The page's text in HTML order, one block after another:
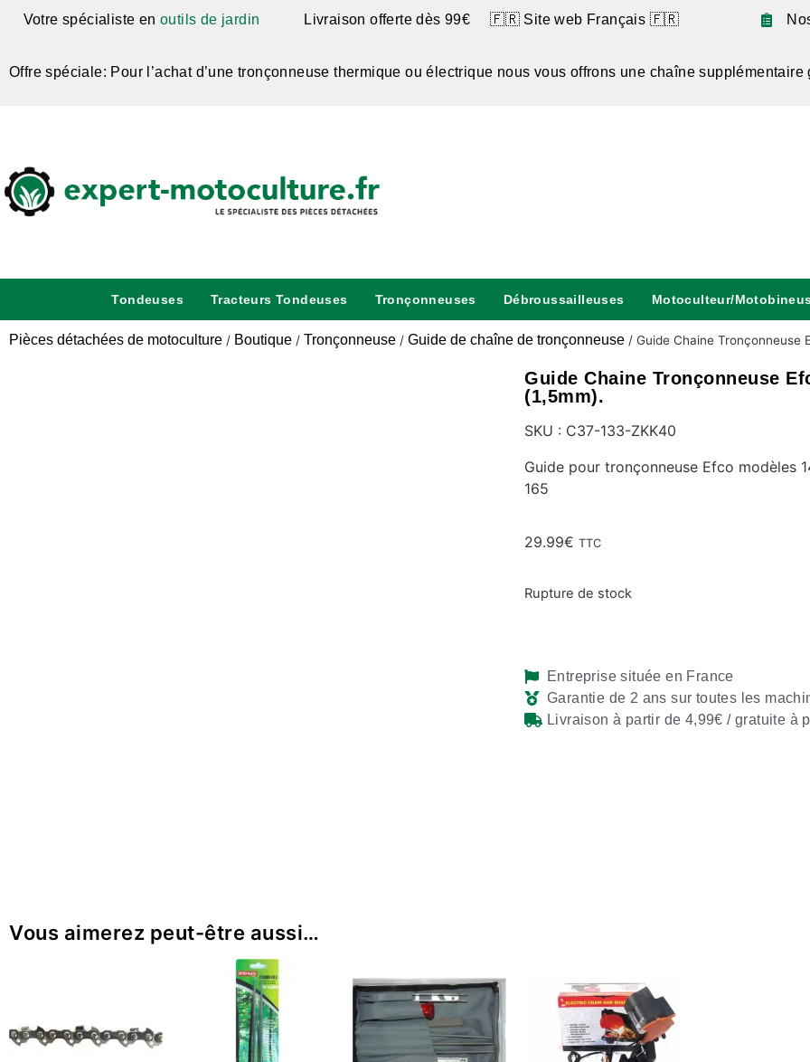
Votre spécialiste en outils de jardin Livraison offerte dès 99€ 🇫🇷 Site web Français 🇫🇷
Offre spéciale: Pour l’achat d’une tronçonneuse thermique ou électrique nous vous offrons une chaîne supplémentaire
Tondeuses Tracteurs Tondeuses Tronçonneuses Débroussailleuses Motoculteur/
Pièces détachées de motoculture / Boutique / Tronçonneuse / Guide de chaîne de tronçonneuse / Guide Chaine Tronçonneuse
Guide Chaine Tronçonneuse
(1,5mm).
SKU : C37-133-ZKK40
Guide pour tronçonneuse Efco modèles
165
29.99€ TTC
Rupture de stock
Entreprise située en France
Garantie de 2 ans sur toutes les
Livraison à partir de 4,99€ / gratuite à
Vous aimerez peut-être aussi…